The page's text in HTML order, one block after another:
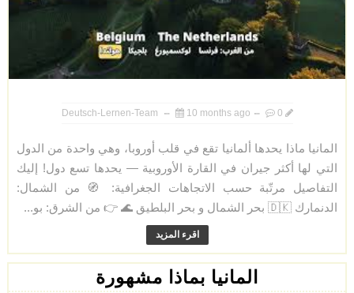
Deutsch-Lernen-Team 10 months ago 0
المانيا ماذا يحدها ألمانيا تقع في قلب أوروبا، وهي واحدة من الدول
التي لها أكثر جيران في القارة الأوروبية — يحدها تسع دول! إليك
التفاصيل مرتّبة حسب الاتجاهات الجغرافية: 🧭 من الشمال:
الدنمارك 🇩🇰 بحر الشمال و بحر البلطيق 🌊 👉 من الشرق: بو...
اقرء المزيد
المانيا بماذا مشهورة